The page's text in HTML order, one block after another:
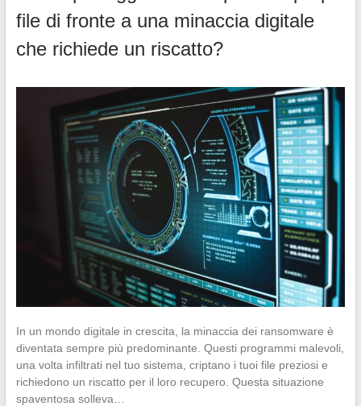
file di fronte a una minaccia digitale
che richiede un riscatto?
In un mondo digitale in crescita, la minaccia dei ransomware è
diventata sempre più predominante. Questi programmi malevoli,
una volta infiltrati nel tuo sistema, criptano i tuoi file preziosi e
richiedono un riscatto per il loro recupero. Questa situazione
spaventosa solleva…